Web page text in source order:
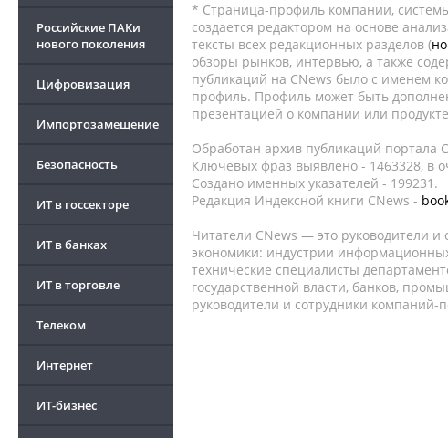
Российские ПАКи
нового поколения
Цифровизация
Импортозамещение
Безопасность
ИТ в госсекторе
ИТ в банках
ИТ в торговле
Телеком
Интернет
ИТ-бизнес
* Страница-профиль компании,
создается редактором на основе
тексты всех редакционных разделов (
обзоры рынков, интервью, а также
публикаций на CNews было с именем
профиль. Профиль может быть
презентацией о компании или
Обработан архив публикаций портала
Ключевых фраз выявлено - 1463328, в
Создано именных указателей - 199231.
Редакция Индексной книги CNews -
Читатели CNews — это руководители
экономики: индустрии
технические специалисты
государственной власти, банков,
руководители и сотрудники